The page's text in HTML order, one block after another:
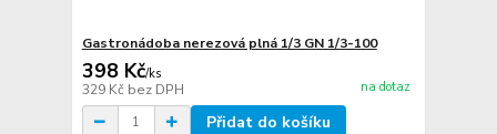
Gastronádoba nerezová plná 1/3 GN 1/3-100
398 Kč/ks
329 Kč bez DPH na dotaz
Přidat do košíku